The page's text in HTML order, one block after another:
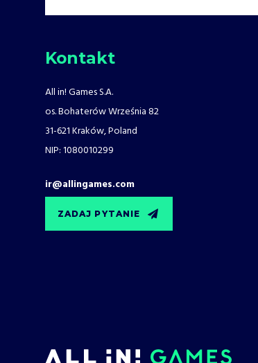
Kontakt
All in! Games S.A.
os. Bohaterów Września 82
31-621 Kraków, Poland
NIP: 1080010299
ir@allingames.com
ZADAJ PYTANIE